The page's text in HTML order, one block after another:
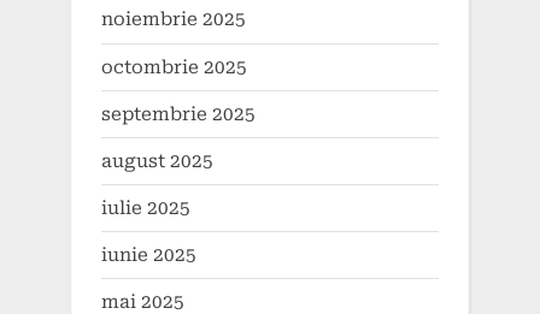
noiembrie 2025
octombrie 2025
septembrie 2025
august 2025
iulie 2025
iunie 2025
mai 2025